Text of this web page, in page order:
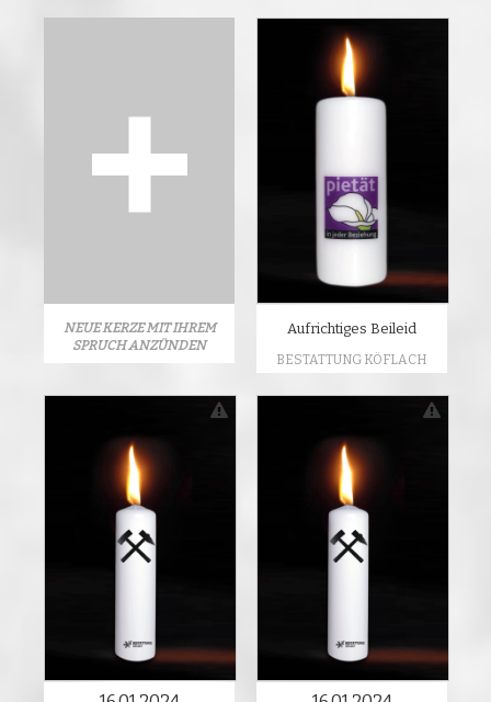
NEUE KERZE MIT IHREM
SPRUCH ANZÜNDEN
Aufrichtiges Beileid
BESTATTUNG KÖFLACH